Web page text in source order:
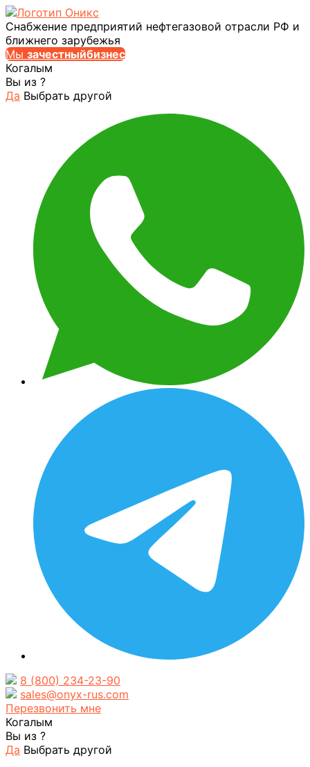
Снабжение предприятий нефтегазовой отрасли РФ и
ближнего зарубежья
Мы зачестныйбизнес
Когалым
Вы из ?
Да Выбрать другой
8 (800) 234-23-90
sales@onyx-rus.com
Перезвонить мне
Когалым
Вы из ?
Да Выбрать другой